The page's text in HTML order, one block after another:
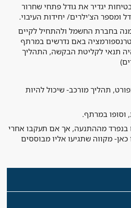
יגדיר את גודל פתחי שחרור
ומספר הצ'ילרים/ יחידות העיבוי.
בחברת החשמל ולהתחיל לקיים
באם נדרשים במרתף
תנאי לקליטת הבקשה, התהליך
תהליך מורכב- שיכול להיות
וסופו במרתף.
בנפרד מההתנעה, אך אם תעקבו אחרי
מקווה שתגיעו אליו מבוססים